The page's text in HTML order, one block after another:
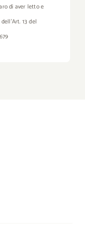
di aver letto e
13 del